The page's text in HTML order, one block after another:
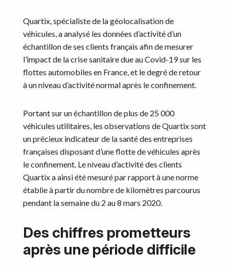
Quartix, spécialiste de la géolocalisation de
véhicules, a analysé les données d’activité d’un
échantillon de ses clients français afin de mesurer
l’impact de la crise sanitaire due au Covid-19 sur les
flottes automobiles en France, et le degré de retour
à un niveau d’activité normal après le confinement.
Portant sur un échantillon de plus de 25 000
véhicules utilitaires, les observations de Quartix sont
un précieux indicateur de la santé des entreprises
françaises disposant d’une flotte de véhicules après
le confinement. Le niveau d’activité des clients
Quartix a ainsi été mesuré par rapport à une norme
établie à partir du nombre de kilomètres parcourus
pendant la semaine du 2 au 8 mars 2020.
Des chiffres prometteurs
après une période difficile